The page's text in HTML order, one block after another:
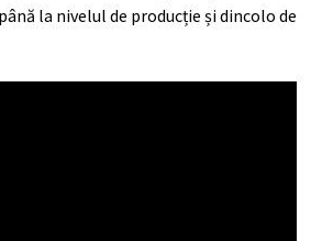
la nivelul de producție și dincolo de